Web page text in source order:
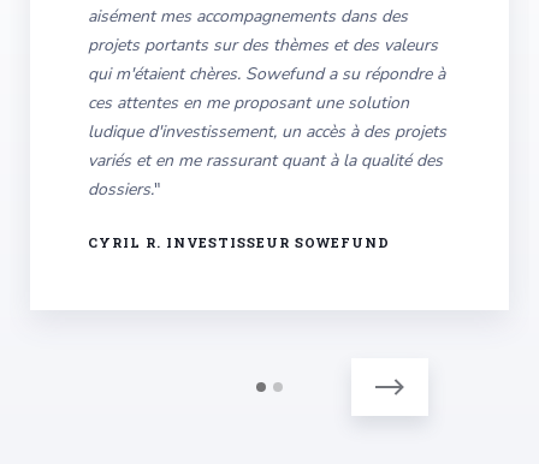
aisément mes accompagnements dans des
projets portants sur des thèmes et des valeurs
qui m'étaient chères. Sowefund a su répondre à
ces attentes en me proposant une solution
ludique d'investissement, un accès à des projets
variés et en me rassurant quant à la qualité des
dossiers."
CYRIL R. INVESTISSEUR SOWEFUND